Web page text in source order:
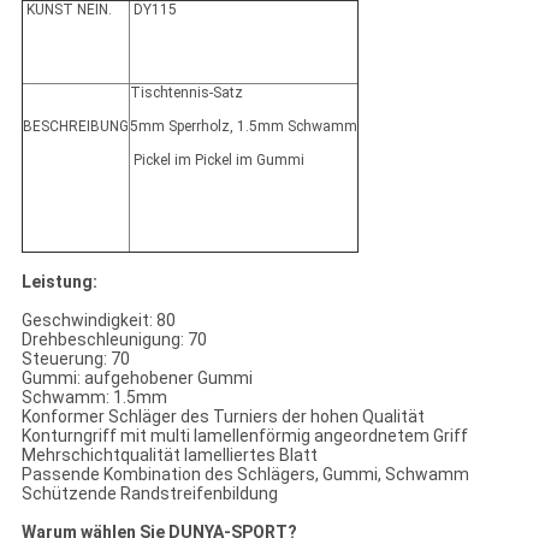
KUNST NEIN. DY115
BESCHREIBUNG
Tischtennis-Satz
5mm Sperrholz, 1.5mm Schwamm
Pickel im Pickel im Gummi
Leistung:
Geschwindigkeit: 80
Drehbeschleunigung: 70
Steuerung: 70
Gummi: aufgehobener Gummi
Schwamm: 1.5mm
Konformer Schläger des Turniers der hohen Qualität
Konturngriff mit multi lamellenförmig angeordnetem Griff
Mehrschichtqualität lamelliertes Blatt
Passende Kombination des Schlägers, Gummi, Schwamm
Schützende Randstreifenbildung
Warum wählen Sie DUNYA-SPORT?